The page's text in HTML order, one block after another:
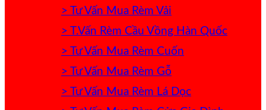
> Tư Vấn Mua Rèm Vải
> T.Vấn Rèm Cầu Vồng Hàn Quốc
> Tư Vấn Mua Rèm Cuốn
> Tư Vấn Mua Rèm Gỗ
> Tư Vấn Mua Rèm Lá Dọc